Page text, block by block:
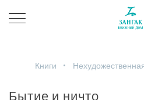
Книги
Бытие и ничто